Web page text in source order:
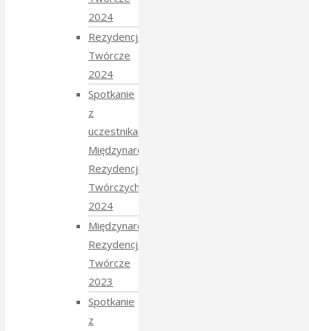
2024
Rezydencje
Twórcze
2024
Spotkanie
z
uczestnikami
Międzynarodowych
Rezydencji
Twórczych
2024
Międzynarodowe
Rezydencje
Twórcze
2023
Spotkanie
z